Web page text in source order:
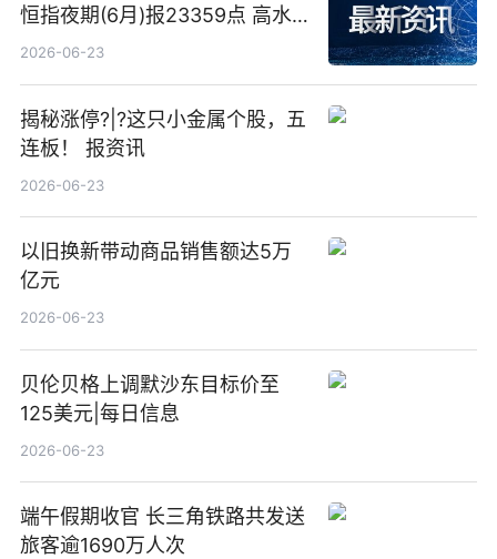
恒指夜期(6月)报23359点 高水
23点
2026-06-23
揭秘涨停?|?这只小金属个股，五
连板！ 报资讯
2026-06-23
以旧换新带动商品销售额达5万
亿元
2026-06-23
贝伦贝格上调默沙东目标价至
125美元|每日信息
2026-06-23
端午假期收官 长三角铁路共发送
旅客逾1690万人次